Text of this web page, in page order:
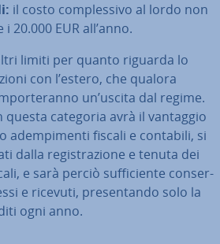
il costo com­ples­si­vo al lordo non
20.000 EUR all’anno.
limiti per quanto riguarda lo
con l’estero, che qualora
un’uscita dal regime.
categoria avrà il vantaggio
adem­pi­men­ti fiscali e contabili, si
dalla re­gi­stra­zio­ne e tenuta dei
e sarà perciò suf­fi­cien­te con­ser­
e ricevuti, pre­sen­tan­do solo la
ogni anno.